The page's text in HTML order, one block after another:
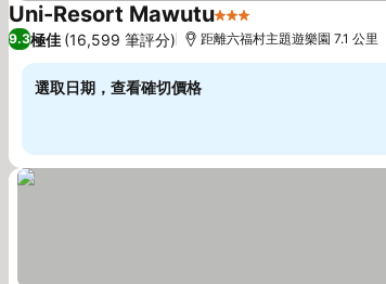
Uni-Resort Mawutu3 星級
9.3極佳 (16,599 筆評分) 距離六福村主題遊樂園 7.1 公里
選取日期，查看確切價格